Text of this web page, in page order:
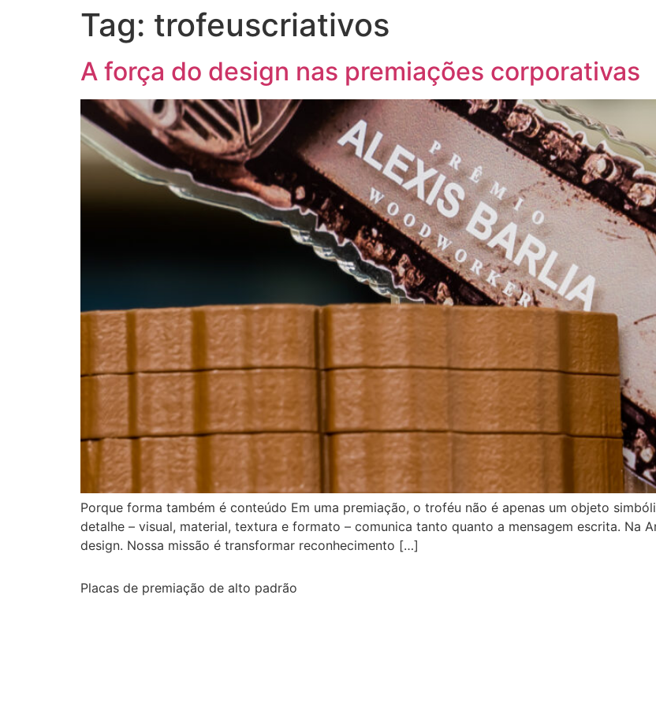
Tag: trofeuscriativos
A força do design nas premiações corporativas
Porque forma também é conteúdo Em uma premiação, o troféu não é apenas um objeto
detalhe – visual, material, textura e formato – comunica tanto quanto a mensagem escrita. Na
design. Nossa missão é transformar reconhecimento […]
Placas de premiação de alto padrão